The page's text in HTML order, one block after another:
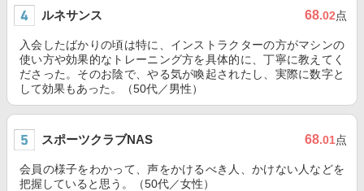
ルネサンス 68.02点
入会したばかりの頃は特に、インストラクターの方がマシンの
使い方や効果的なトレーニング方を具体的に、丁寧に教えてく
ださった。そのお陰で、やる気が喚起されたし、実際に数字と
して効果もあった。（50代／男性）
スポーツクラブNAS 68.01点
会員の様子をわかって、声をかけるべき人、かけない人などを
把握していると思う。（50代／女性）